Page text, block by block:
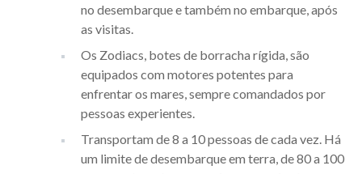
no desembarque e também no embarque, após
as visitas.
Os Zodiacs, botes de borracha rígida, são
equipados com motores potentes para
enfrentar os mares, sempre comandados por
pessoas experientes.
Transportam de 8 a 10 pessoas de cada vez. Há
um limite de desembarque em terra, de 80 a 100